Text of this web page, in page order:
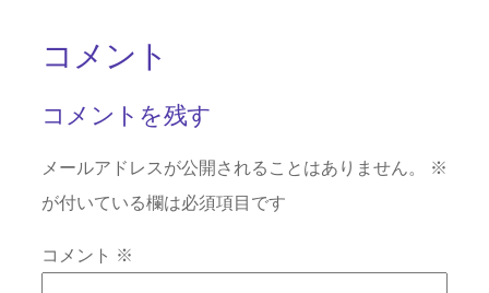
コメント
コメントを残す
メールアドレスが公開されることはありません。
※
が付いている欄は必須項目です
コメント ※